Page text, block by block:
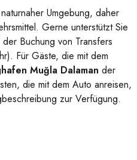
Umgebung, daher
Gerne unterstützt Sie
Buchung von Transfers
Für Gäste, die mit dem
Muğla Dalaman der
die mit dem Auto anreisen,
zur Verfügung.